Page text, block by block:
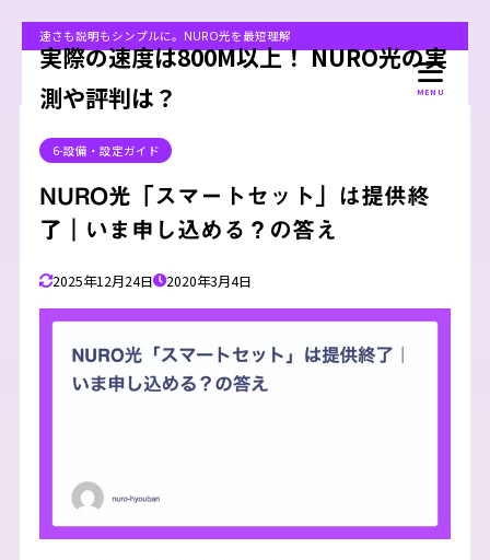
速さも説明もシンプルに。NURO光を最短理解
実際の速度は800M以上！ NURO光の実
測や評判は？
MENU
6-設備・設定ガイド
NURO光「スマートセット」は提供終
了｜いま申し込める？の答え
2025年12月24日 2020年3月4日